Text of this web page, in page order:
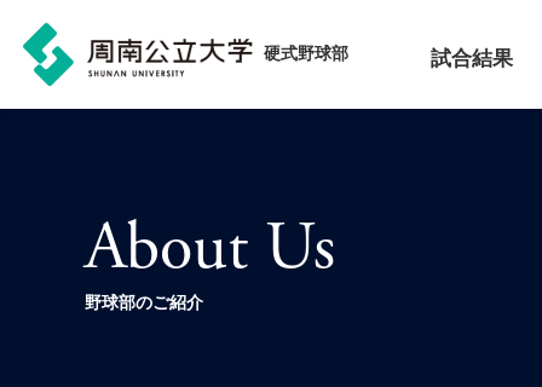
硬式野球部 試合結果
About Us
野球部のご紹介